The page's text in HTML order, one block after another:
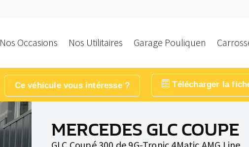
Nos Occasions Nos Utilitaires Garage Pouliquen
Ce véhicule vous intéresse ? Télécharger la
MERCEDES GLC COUPE